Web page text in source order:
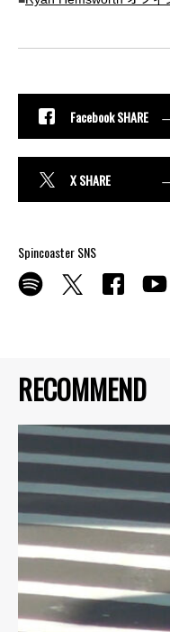
RECOMMEND
Facebook SHARE
X SHARE
Spincoaster SNS